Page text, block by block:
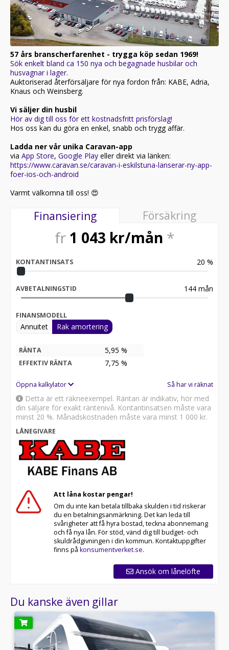
57 års branscherfarenhet - trygga köp sedan 1969!
Sök enkelt bland ca 150 nya och begagnade husbilar och
husvagnar i lager.
Auktoriserad återförsäljare för nya fordon från: KABE, Adria,
Knaus och Weinsberg.
Vi säljer din husbil
Hör av dig till oss för ett kostnadsfritt prisförslag!
Hos oss kan du göra en enkel, snabb och trygg affär.
Ladda ner vår unika Caravan-app
via App Store, Google Play eller direkt via länken:
https://www.caravan.se/caravan-i-eskilstuna-lanserar-ny-app-
foer-ios-och-android
Varmt välkomna till oss! 😍
Finansiering Försäkring
fr 1 043 kr/mån *
KONTANTINSATS 20 %
AVBETALNINGSTID 144 mån
FINANSMODELL
Annuitet Rak amortering
RÄNTA 5,95 %
EFFEKTIV RÄNTA 7,75 %
Öppna kalkylator Så har vi räknat
Detta är ett räkneexempel. Räntan är indikativ, hör med
din säljare för exakt räntenivå. Kontantinsatsen måste vara
minst 20 %. Månadskostnaden måste vara minst 1 000 kr.
LÅNEGIVARE
Att låna kostar pengar!
Om du inte kan betala tillbaka skulden i tid riskerar
du en betalningsanmärkning. Det kan leda till
svårigheter att få hyra bostad, teckna abonnemang
och få nya lån. För stöd, vänd dig till budget- och
skuldrådgivningen i din kommun. Kontaktuppgifter
finns på konsumentverket.se.
Ansök om lånelöfte
Du kanske även gillar